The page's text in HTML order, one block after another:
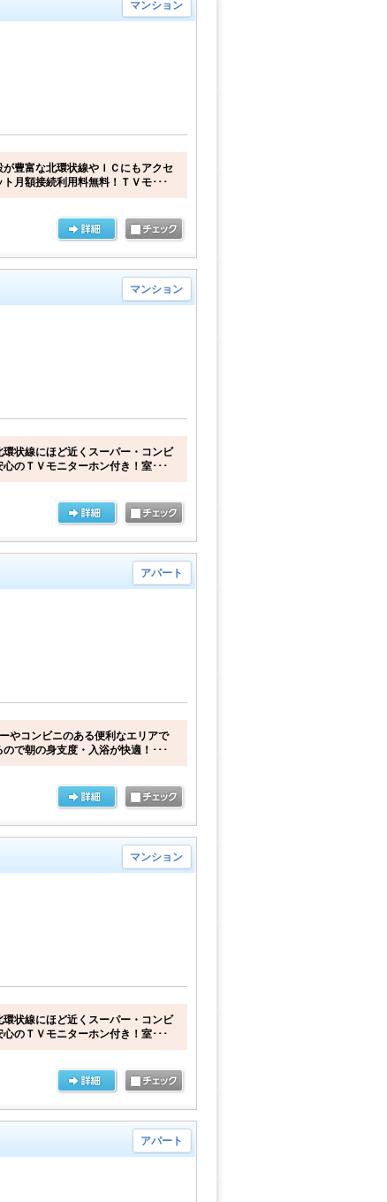
マンション
豊富な北環状線やＩＣにもアクセ
月額接続利用料無料！ＴＶモ･･･
マンション
状線にほど近くスーパー・コンビ
のＴＶモニターホン付き！室･･･
アパート
やコンビニのある便利なエリアで
で朝の身支度・入浴が快適！･･･
マンション
状線にほど近くスーパー・コンビ
のＴＶモニターホン付き！室･･･
アパート